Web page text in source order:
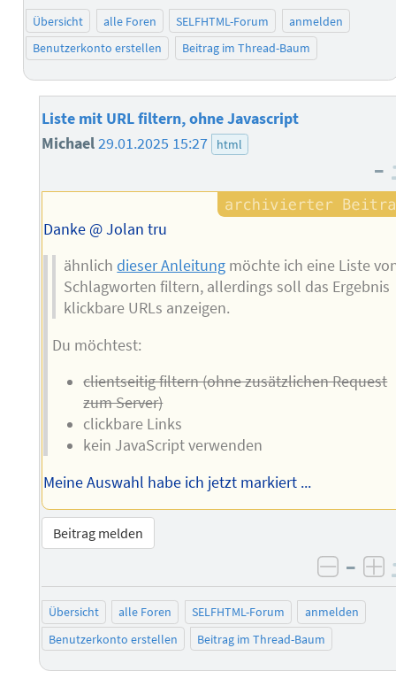
Übersicht alle Foren SELFHTML-Forum
anmelden
Benutzerkonto erstellen
Beitrag im Thread-Baum
Liste mit URL filtern, ohne Javascript
Michael29.01.2025 15:27 html
–
Danke @ Jolan tru
ähnlichdieser Anleitung möchte ich eine Liste
Schlagworten filtern, allerdings soll das Ergebnis
klickbare URLs anzeigen.
Du möchtest:
clientseitig filtern (ohne zusätzlichen Request
zum Server)
clickbare Links
kein JavaScript verwenden
Meine Auswahl habe ich jetzt markiert ...
Beitrag melden
–
Übersicht alle Foren SELFHTML-Forum
anmelden
Benutzerkonto erstellen
Beitrag im Thread-Baum